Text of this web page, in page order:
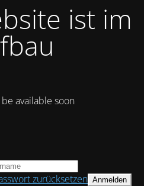
ist im
available soon
zurücksetzen